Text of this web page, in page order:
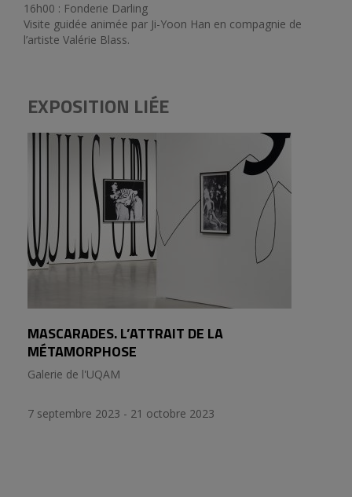
16h00 : Fonderie Darling
Visite guidée animée par Ji-Yoon Han en compagnie de
l’artiste Valérie Blass.
EXPOSITION LIÉE
MASCARADES. L’ATTRAIT DE LA
MÉTAMORPHOSE
Galerie de l'UQAM
7 septembre 2023 - 21 octobre 2023